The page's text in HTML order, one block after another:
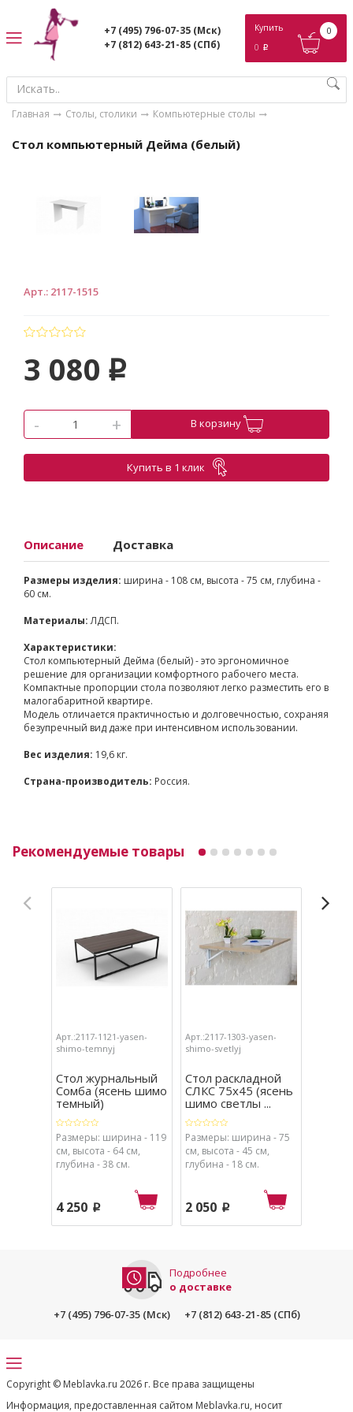
+7 (495) 796-07-35 (Мск)
+7 (812) 643-21-85 (СПб)
Купить
0 p
0
Главная Столы, столики Компьютерные столы
Стол компьютерный Дейма (белый)
Арт.: 2117-1515
3 080 p
- + В корзину
Купить в 1 клик
Описание Доставка
Размеры изделия: ширина - 108 см, высота - 75 см, глубина -
60 см.
Материалы:ЛДСП.
Характеристики:
Стол компьютерный Дейма (белый) - это эргономичное
решение для организации комфортного рабочего места.
Компактные пропорции стола позволяют легко разместить его в
малогабаритной квартире.
Модель отличается практичностью и долговечностью, сохраняя
безупречный вид даже при интенсивном использовании.
Вес изделия: 19,6 кг.
Страна-производитель: Россия.
Рекомендуемые товары
Арт.:2117-1121-yasen-
shimo-temnyj
Стол журнальный
Сомба (ясень шимо
темный)
Размеры: ширина - 119
см, высота - 64 см,
глубина - 38 см.
4 250 p
Арт.:2117-1303-yasen-
shimo-svetlyj
Стол раскладной
СЛКС 75х45 (ясень
шимо светлы ...
Размеры: ширина - 75
см, высота - 45 см,
глубина - 18 см.
2 050 p
Подробнее
о доставке
+7 (495) 796-07-35 (Мск)
+7 (812) 643-21-85 (СПб)
Copyright © Meblavka.ru 2026 г. Все права защищены
Информация, предоставленная сайтом Meblavka.ru, носит